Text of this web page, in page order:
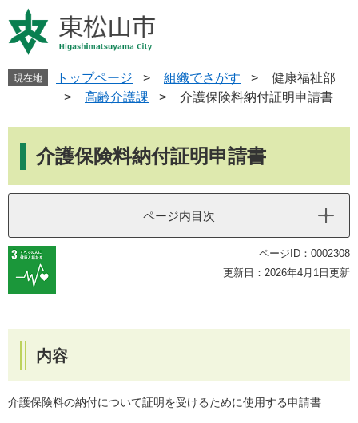
ー
ジ
す
ニ
ュ
し
へ
現在地 トップページ > 組織でさがす >
健康福祉部
>
高齢介護課 > 介護保険料納付証明申請書
介護保険料納付証明申請書
ページ内目次
ページID：0002308
更新日：2026年4月1日更新
内容
介護保険料の納付について証明を受けるために使用する申請書